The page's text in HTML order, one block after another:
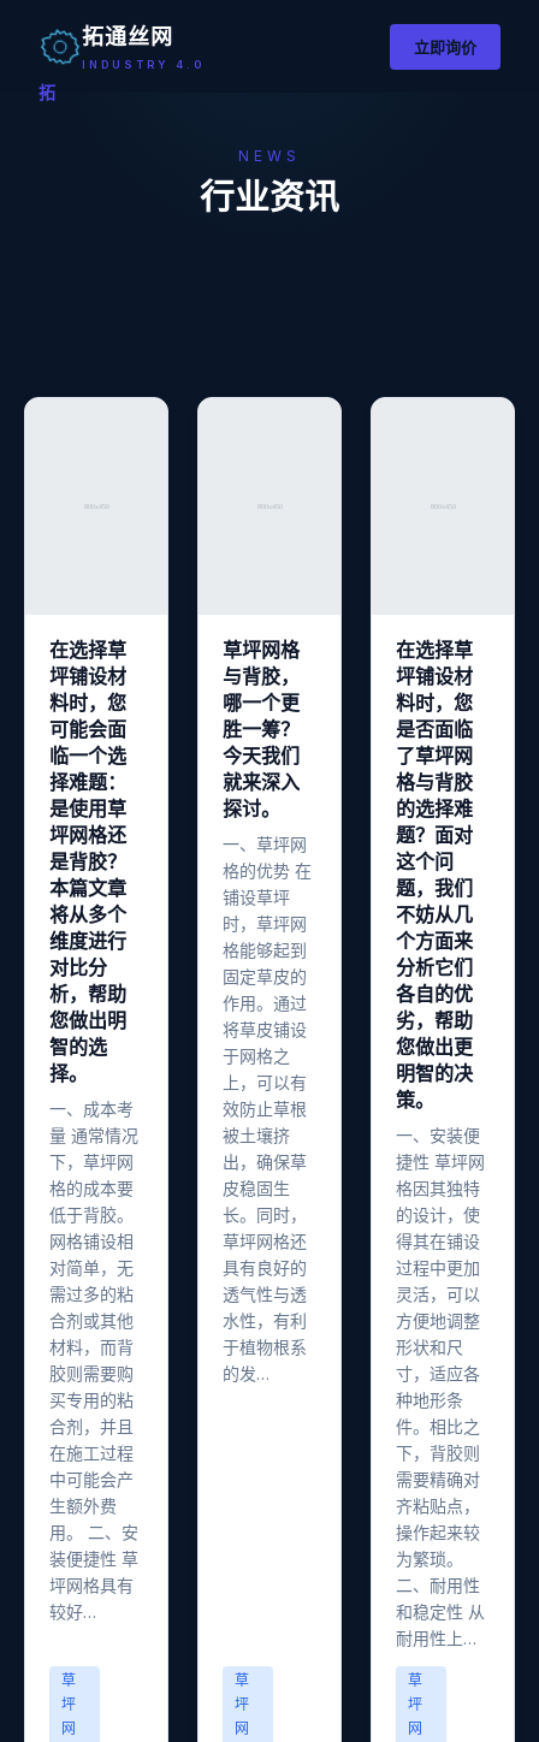
拓
拓通丝网
INDUSTRY 4.0
立即询价
NEWS
行业资讯
在选择草
坪铺设材
料时，您
可能会面
临一个选
择难题：
是使用草
坪网格还
是背胶？
本篇文章
将从多个
维度进行
对比分
析，帮助
您做出明
智的选
择。
一、成本考
量 通常情况
下，草坪网
格的成本要
低于背胶。
网格铺设相
对简单，无
需过多的粘
合剂或其他
材料，而背
胶则需要购
买专用的粘
合剂，并且
在施工过程
中可能会产
生额外费
用。 二、安
装便捷性 草
坪网格具有
较好…
草
坪
网
草坪网格
与背胶，
哪一个更
胜一筹？
今天我们
就来深入
探讨。
一、草坪网
格的优势 在
铺设草坪
时，草坪网
格能够起到
固定草皮的
作用。通过
将草皮铺设
于网格之
上，可以有
效防止草根
被土壤挤
出，确保草
皮稳固生
长。同时，
草坪网格还
具有良好的
透气性与透
水性，有利
于植物根系
的发…
草
坪
网
在选择草
坪铺设材
料时，您
是否面临
了草坪网
格与背胶
的选择难
题？面对
这个问
题，我们
不妨从几
个方面来
分析它们
各自的优
劣，帮助
您做出更
明智的决
策。
一、安装便
捷性 草坪网
格因其独特
的设计，使
得其在铺设
过程中更加
灵活，可以
方便地调整
形状和尺
寸，适应各
种地形条
件。相比之
下，背胶则
需要精确对
齐粘贴点，
操作起来较
为繁琐。
二、耐用性
和稳定性 从
耐用性上…
草
坪
网